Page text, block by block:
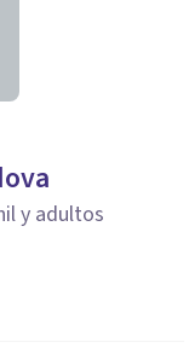
y adultos